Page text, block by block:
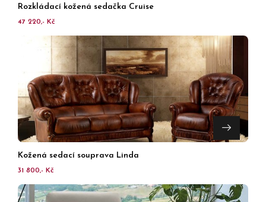
Rozkládací kožená sedačka Cruise
47 220,- Kč
Kožená sedací souprava Linda
31 800,- Kč